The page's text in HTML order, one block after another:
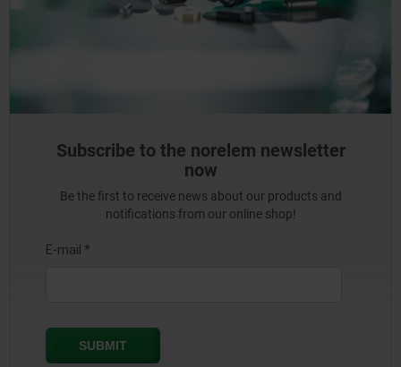
Subscribe to the norelem newsletter
now
Be the first to receive news about our products and
notifications from our online shop!